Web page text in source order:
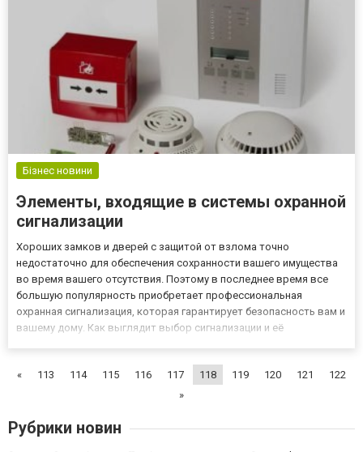
Бізнес новини
Элементы, входящие в системы охранной
сигнализации
Хороших замков и дверей с защитой от взлома точно
недостаточно для обеспечения сохранности вашего имущества
во время вашего отсутствия. Поэтому в последнее время все
большую популярность приобретает профессиональная
охранная сигнализация, которая гарантирует безопасность вам и
вашему дому. Как выглядит выбор сигнализации и её
элементы, как: ПКП -...
« 113 114 115 116 117 118 119 120 121
122
»
Рубрики новин